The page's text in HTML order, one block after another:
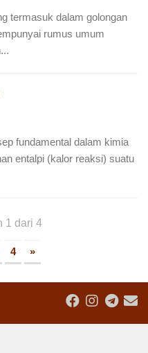
termasuk dalam golongan
rumus umum
fundamental dalam kimia
entalpi (kalor reaksi) suatu
1 dari 4
4 »